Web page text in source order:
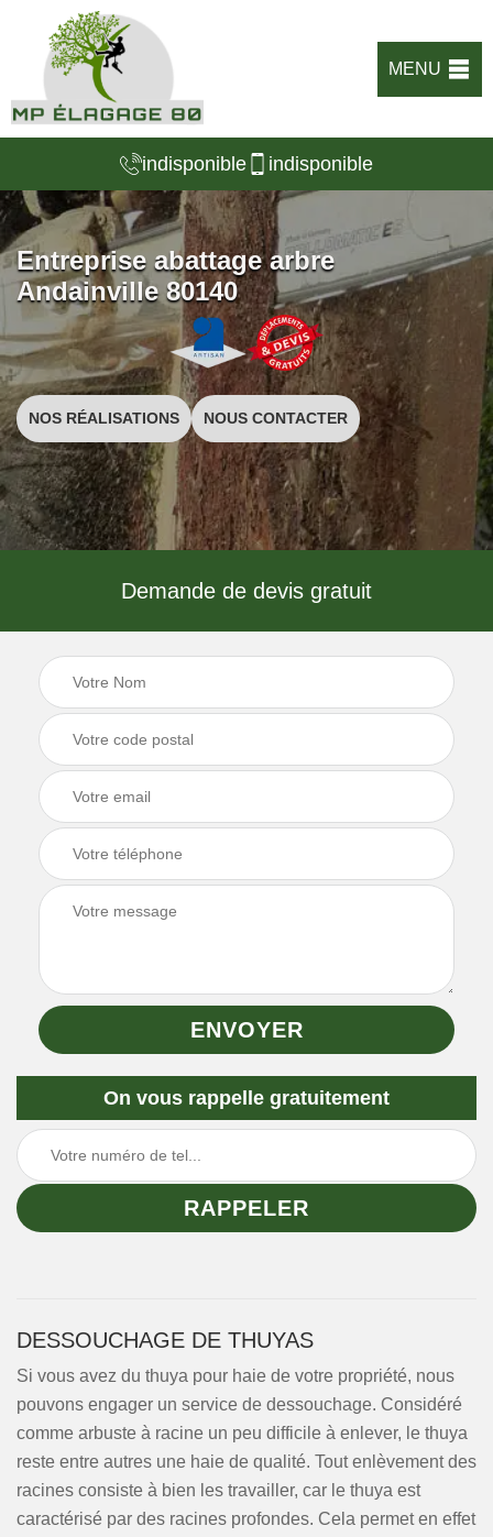
MENU
indisponible indisponible
Entreprise abattage arbre
Andainville 80140
NOS RÉALISATIONS NOUS CONTACTER
Demande de devis gratuit
On vous rappelle gratuitement
DESSOUCHAGE DE THUYAS
Si vous avez du thuya pour haie de votre propriété, nous
pouvons engager un service de dessouchage. Considéré
comme arbuste à racine un peu difficile à enlever, le thuya
reste entre autres une haie de qualité. Tout enlèvement des
racines consiste à bien les travailler, car le thuya est
caractérisé par des racines profondes. Cela permet en effet